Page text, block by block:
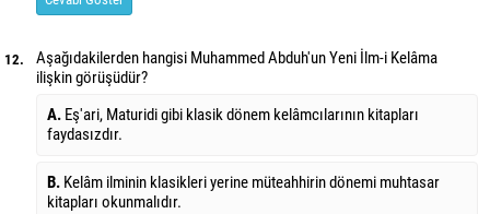
12.
Aşağıdakilerden hangisi Muhammed Abduh'un Yeni İlm-i Kelâma
ilişkin görüşüdür?
A. Eş'ari, Maturidi gibi klasik dönem kelâmcılarının kitapları
faydasızdır.
B. Kelâm ilminin klasikleri yerine müteahhirin dönemi muhtasar
kitapları okunmalıdır.